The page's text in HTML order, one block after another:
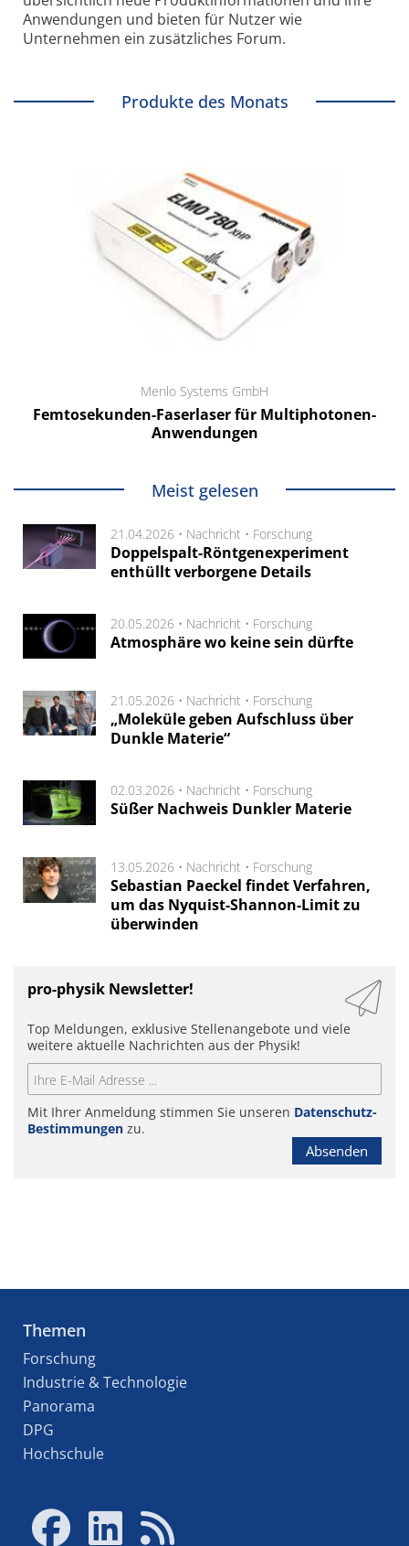
Anwendungen und bieten für Nutzer wie
Unternehmen ein zusätzliches Forum.
Produkte des Monats
Menlo Systems GmbH
Femtosekunden-Faserlaser für Multiphotonen-
Anwendungen
Meist gelesen
21.04.2026 • Nachricht • Forschung
Doppelspalt-Röntgenexperiment
enthüllt verborgene Details
20.05.2026 • Nachricht • Forschung
Atmosphäre wo keine sein dürfte
21.05.2026 • Nachricht • Forschung
„Moleküle geben Aufschluss über
Dunkle Materie“
02.03.2026 • Nachricht • Forschung
Süßer Nachweis Dunkler Materie
13.05.2026 • Nachricht • Forschung
Sebastian Paeckel findet Verfahren,
um das Nyquist-Shannon-Limit zu
überwinden
pro-physik Newsletter!
Top Meldungen, exklusive Stellenangebote und viele
weitere aktuelle Nachrichten aus der Physik!
Mit Ihrer Anmeldung stimmen Sie unseren Datenschutz-
Bestimmungen zu.
Absenden
Themen
Forschung
Industrie & Technologie
Panorama
DPG
Hochschule